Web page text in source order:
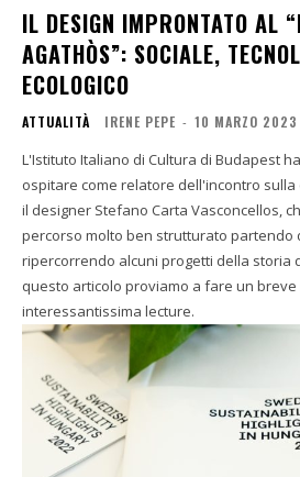
IL DESIGN IMPRONTATO AL
AGATHÒS”: SOCIALE,
ECOLOGICO
ATTUALITÀ IRENE PEPE - 10 MARZO 2023
L'Istituto Italiano di Cultura di Budapest
ospitare come relatore dell'incontro
il designer Stefano Carta Vasconcellos,
percorso molto ben strutturato partendo
ripercorrendo alcuni progetti della storia
questo articolo proviamo a fare un
interessantissima lecture.